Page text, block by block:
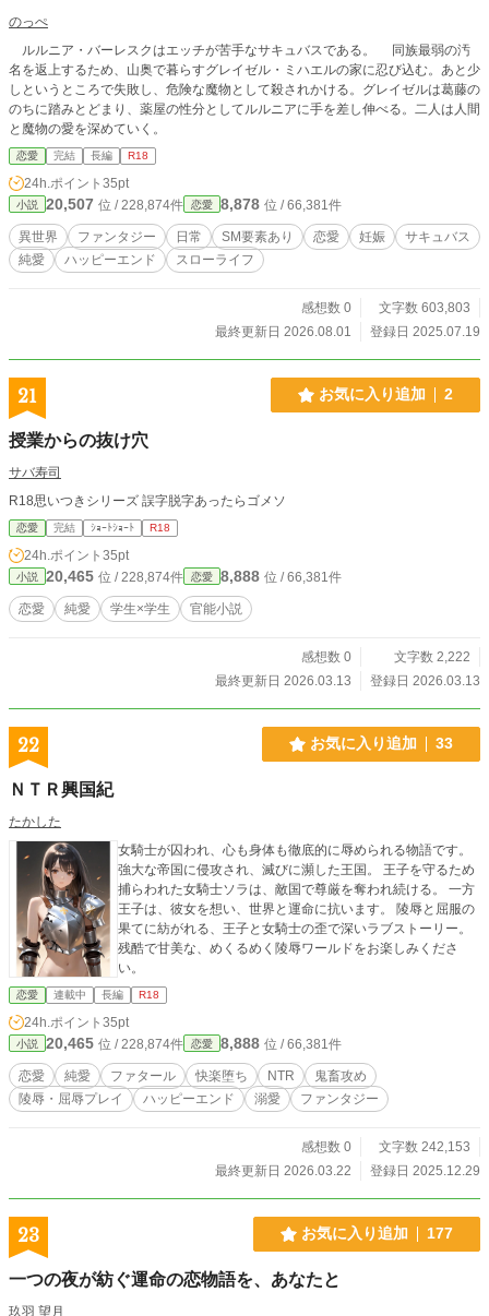
のっぺ
ルルニア・バーレスクはエッチが苦手なサキュバスである。 同族最弱の汚
名を返上するため、山奥で暮らすグレイゼル・ミハエルの家に忍び込む。あと少
しというところで失敗し、危険な魔物として殺されかける。グレイゼルは葛藤の
のちに踏みとどまり、薬屋の性分としてルルニアに手を差し伸べる。二人は人間
と魔物の愛を深めていく。
恋愛 完結 長編 R18
24h.ポイント 35pt
小説 20,507 位 / 228,874件 恋愛 8,878 位 / 66,381件
異世界 ファンタジー 日常 SM要素あり 恋愛 妊娠
サキュバス
純愛
ハッピーエンド スローライフ
感想数 0
文字数 603,803
最終更新日 2026.08.01
登録日 2025.07.19
21 お気に入り追加 2
授業からの抜け穴
サバ寿司
R18思いつきシリーズ 誤字脱字あったらゴメソ
恋愛 完結 ｼｮｰﾄｼｮｰﾄ R18
24h.ポイント 35pt
小説 20,465 位 / 228,874件 恋愛 8,888 位 / 66,381件
恋愛 純愛 学生×学生 官能小説
感想数 0
文字数 2,222
最終更新日 2026.03.13
登録日 2026.03.13
22 お気に入り追加 33
ＮＴＲ興国紀
たかした
女騎士が囚われ、心も身体も徹底的に辱められる物語です。
強大な帝国に侵攻され、滅びに瀕した王国。 王子を守るため
捕らわれた女騎士ソラは、敵国で尊厳を奪われ続ける。 一方
王子は、彼女を想い、世界と運命に抗います。 陵辱と屈服の
果てに紡がれる、王子と女騎士の歪で深いラブストーリー。
残酷で甘美な、めくるめく陵辱ワールドをお楽しみくださ
い。
恋愛 連載中 長編 R18
24h.ポイント 35pt
小説 20,465 位 / 228,874件 恋愛 8,888 位 / 66,381件
恋愛 純愛 ファタール 快楽堕ち NTR
鬼畜攻め
陵辱・屈辱プレイ
ハッピーエンド 溺愛 ファンタジー
感想数 0
文字数 242,153
最終更新日 2026.03.22
登録日 2025.12.29
23 お気に入り追加 177
一つの夜が紡ぐ運命の恋物語を、あなたと
玖羽 望月